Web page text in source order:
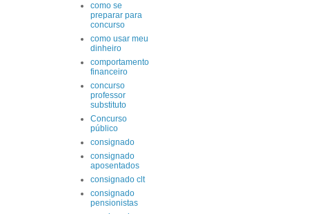
como se
preparar para
concurso
como usar meu
dinheiro
comportamento
financeiro
concurso
professor
substituto
Concurso
público
consignado
consignado
aposentados
consignado clt
consignado
pensionistas